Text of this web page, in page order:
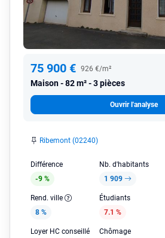
75 900 € 926 €/m²
Maison 82 m² - 3 pièces
Ouvrir l'analyse
Ribemont (02240)
Différence
-9 %
Nb. d'habitants
1 909
Rend. ville
8 %
Étudiants
7.1 %
Loyer HC conseillé
Chômage